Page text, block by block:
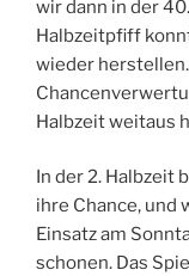
wir dann in der
Halbzeitpfiff
wieder
Halbzeit weitaus
In der 2. Halbzeit
ihre Chance, und
Einsatz am
schonen. Das